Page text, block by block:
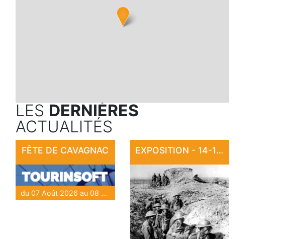
LES DERNIÈRES
ACTUALITÉS
FÊTE DE CAVAGNAC
du 07 Août 2026 au 08 Août 2026
EXPOSITION - 14-18 : LA CARTE POSTALE EN GUERRE